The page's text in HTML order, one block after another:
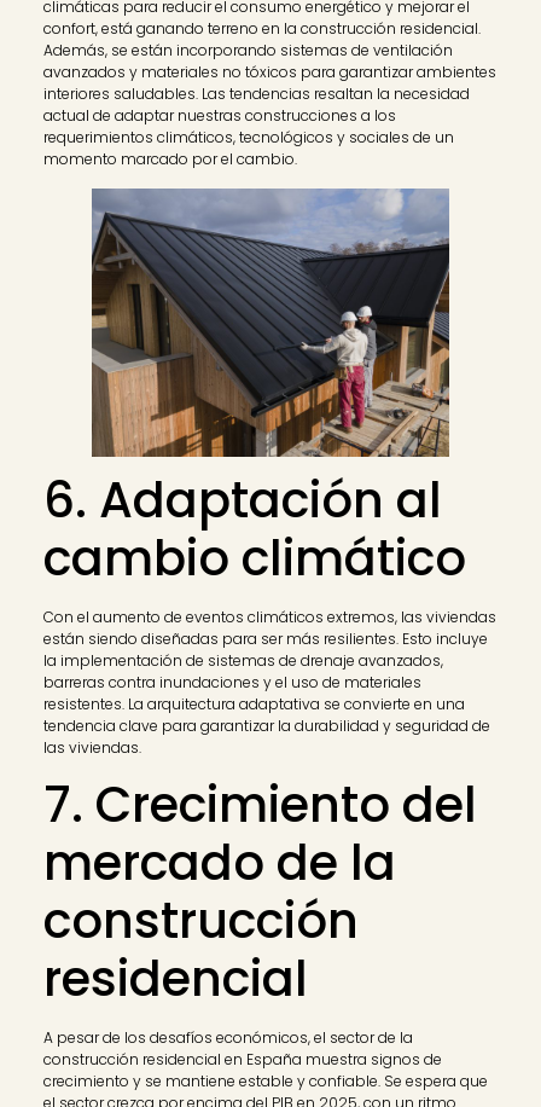
climáticas para reducir el consumo energético y mejorar el
confort, está ganando terreno en la construcción residencial.
Además, se están incorporando sistemas de ventilación
avanzados y materiales no tóxicos para garantizar ambientes
interiores saludables. Las tendencias resaltan la necesidad
actual de adaptar nuestras construcciones a los
requerimientos climáticos, tecnológicos y sociales de un
momento marcado por el cambio.
6. Adaptación al
cambio climático
Con el aumento de eventos climáticos extremos, las viviendas
están siendo diseñadas para ser más resilientes. Esto incluye
la implementación de sistemas de drenaje avanzados,
barreras contra inundaciones y el uso de materiales
resistentes. La arquitectura adaptativa se convierte en una
tendencia clave para garantizar la durabilidad y seguridad de
las viviendas.
7. Crecimiento del
mercado de la
construcción
residencial
A pesar de los desafíos económicos, el sector de la
construcción residencial en España muestra signos de
crecimiento y se mantiene estable y confiable. Se espera que